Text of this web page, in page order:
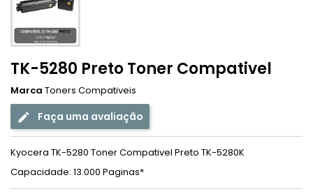
TK-5280 Preto Toner Compativel
Marca Toners Compativeis
Faça uma avaliação
Kyocera TK-5280 Toner Compativel Preto TK-5280K
Capacidade: 13.000 Paginas*